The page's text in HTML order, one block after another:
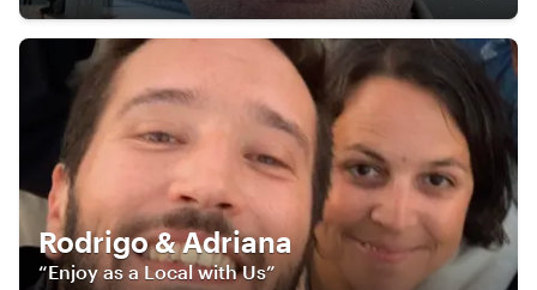
Rodrigo & Adriana
“Enjoy as a Local with Us”